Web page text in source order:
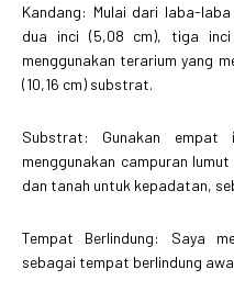
Kandang: Mulai dari laba-
dua inci (5,08 cm), tiga
menggunakan terarium yang
(10,16 cm) substrat.
Substrat: Gunakan empat
menggunakan campuran
dan tanah untuk kepadatan,
Tempat Berlindung: Saya
sebagai tempat berlindung